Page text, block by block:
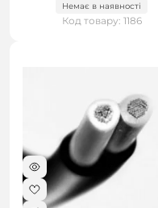
Немає в наявності
Код товару: 1186